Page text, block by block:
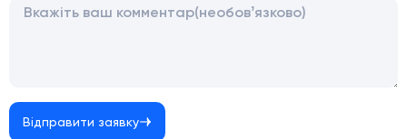
Відправити заявку